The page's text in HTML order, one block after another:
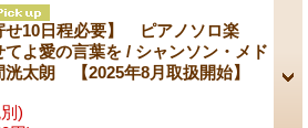
せ10日程必要】 ピアノソロ楽
よ愛の言葉を / シャンソン・メド
太朗 【2025年8月取扱開始】
)